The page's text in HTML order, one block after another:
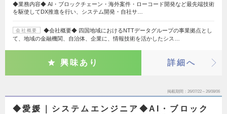
◆業務内容◆ AI・ブロックチェーン・海外案件・ローコード開発など最先端技術
を駆使してDX推進を行い、システム開発・自社サ…
会社概要
◆会社概要◆ 四国地域におけるNTTデータグループの事業拠点とし
て、地域の金融機関、自治体、企業に、情報技術を活かしたシス…
興味あり 詳細へ
掲載期間 26/07/22～26/08/06
◆愛媛｜システムエンジニア◆AI・ブロック